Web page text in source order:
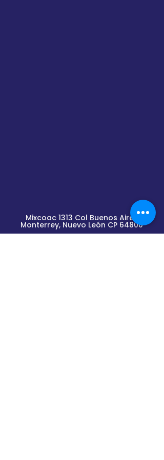
Mixcoac 1313 Col Buenos Aires
Monterrey, Nuevo León CP 64800